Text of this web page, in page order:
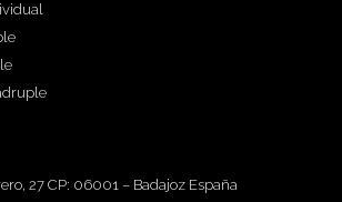
27 CP: 06001 – Badajoz España